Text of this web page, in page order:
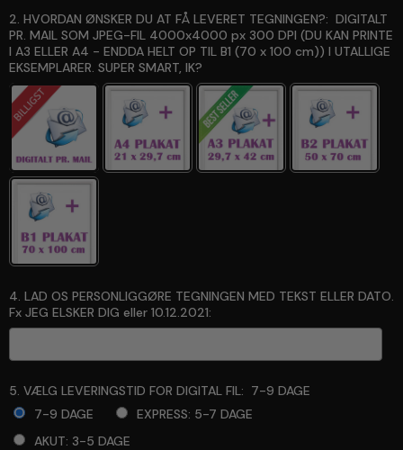
2. HVORDAN ØNSKER DU AT FÅ LEVERET TEGNINGEN?: DIGITALT
PR. MAIL SOM JPEG-FIL 4000x4000 px 300 DPI (DU KAN PRINTE
I A3 ELLER A4 - ENDDA HELT OP TIL B1 (70 x 100 cm)) I UTALLIGE
EKSEMPLARER. SUPER SMART, IK?
4. LAD OS PERSONLIGGØRE TEGNINGEN MED TEKST ELLER DATO.
Fx JEG ELSKER DIG eller 10.12.2021:
5. VÆLG LEVERINGSTID FOR DIGITAL FIL: 7-9 DAGE
7-9 DAGE
EXPRESS: 5-7 DAGE
AKUT: 3-5 DAGE